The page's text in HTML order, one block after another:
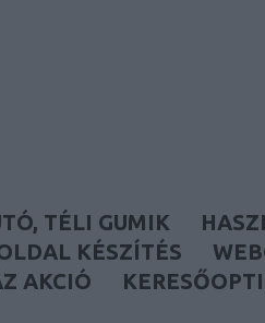
TÉLI GUMIK
KÉSZÍTÉS
AKCIÓ